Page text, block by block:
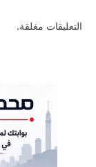
التعليقات مغلقة.